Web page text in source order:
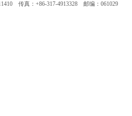
传真：+86-317-4913328 邮编：061029